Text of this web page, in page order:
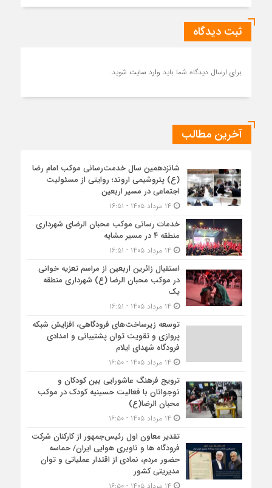
ثبت دیدگاه
برای ارسال دیدگاه شما باید وارد سایت شوید.
آخرین مطالب
شانزدهمین سال خدمت‌رسانی موکب امام رضا
(ع) پتروشیمی اروند؛ روایتی از مسئولیت
اجتماعی در مسیر اربعین
خدمات رسانی موکب محبان الرضای شهرداری
منطقه ۴ در مسیر مشایه
استقبال زائرین اربعین از مراسم تعزیه خوانی
در موکب محبان الرضا (ع) شهرداری منطقه
یک
توسعه زیرساخت‌های فرودگاهی، افزایش شبکه
پروازی و تقویت توان پشتیبانی و امدادی
فرودگاه شهدای ایلام
ترویج فرهنگ عاشورایی بین کودکان و
نوجوانان با فعالیت حسینیه کودک در موکب
محبان الرضا(ع)
تقدیر معاون اول رئیس‌جمهور از کارکنان شرکت
فرودگاه ها و ناوبری هوایی ایران/ حماسه
حضور مردم، نمادی از اقتدار عملیاتی و توان
مدیریتی کشور